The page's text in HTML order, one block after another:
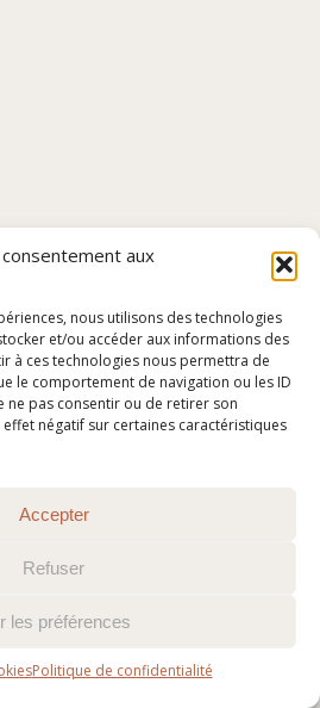
aux
nous utilisons des technologies
et/ou accéder aux informations des
à ces technologies nous permettra de
le comportement de navigation ou les ID
ne pas consentir ou de retirer son
négatif sur certaines caractéristiques
Accepter
Refuser
les préférences
Politique de confidentialité